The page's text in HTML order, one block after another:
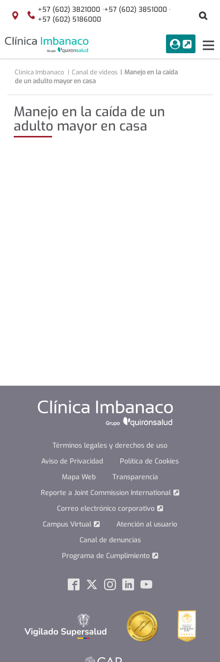
Saltar al contenido
Localización
+57 (602) 3821000 ·+57 (602) 3851000 ·
+57 (602) 5186000
menuAcceso
Buscar
Clínica Imbanaco Canal de videos
Manejo en la caída
de un adulto mayor en casa
Manejo en la caída de un
adulto mayor en casa
Términos legales y derechos de uso
Aviso de Privacidad
Política de Cookies
Mapa Web
Transparencia
Reporte a Joint Commission International
Correo electrónico corporativo
Campus Virtual
Atención al usuario
Canal de denuncias
Programa de Cumplimiento